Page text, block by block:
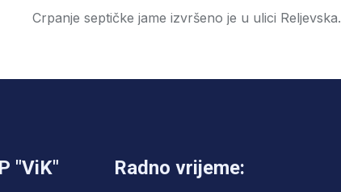
Crpanje septičke jame izvršeno je u ulici Reljevska.
"ViK" Radno vrijeme: